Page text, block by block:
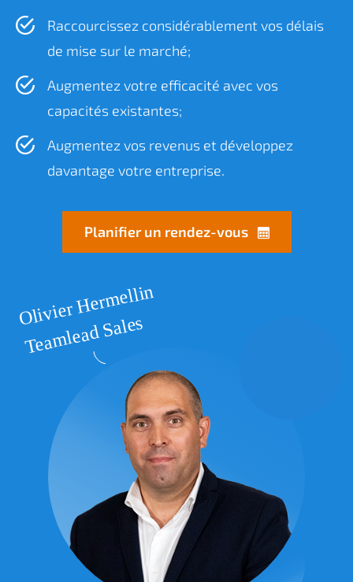
Raccourcissez considérablement vos délais
de mise sur le marché;
Augmentez votre efficacité avec vos
capacités existantes;
Augmentez vos revenus et développez
davantage votre entreprise.
Planifier un rendez-vous
Olivier Hermellin
Teamlead Sales